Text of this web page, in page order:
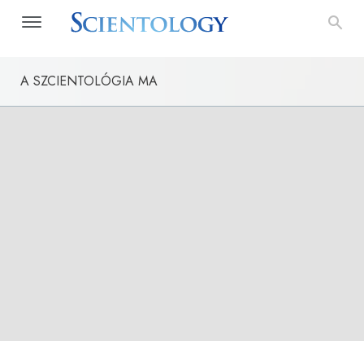
A SZCIENTOLÓGIA MA